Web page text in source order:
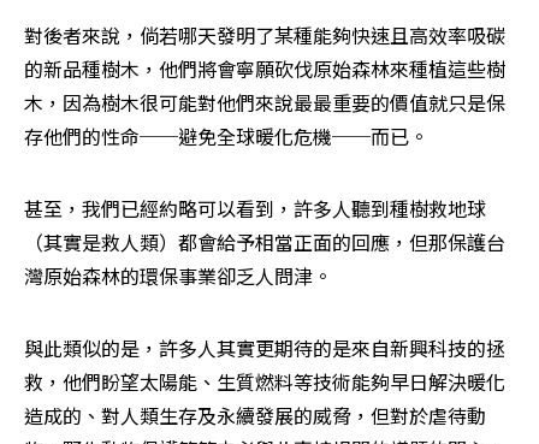
對後者來說，倘若哪天發明了某種能夠快速且高效率吸碳
的新品種樹木，他們將會寧願砍伐原始森林來種植這些樹
木，因為樹木很可能對他們來說最最重要的價值就只是保
存他們的性命──避免全球暖化危機──而已。
甚至，我們已經約略可以看到，許多人聽到種樹救地球
（其實是救人類）都會給予相當正面的回應，但那保護台
灣原始森林的環保事業卻乏人問津。
與此類似的是，許多人其實更期待的是來自新興科技的拯
救，他們盼望太陽能、生質燃料等技術能夠早日解決暖化
造成的、對人類生存及永續發展的威脅，但對於虐待動